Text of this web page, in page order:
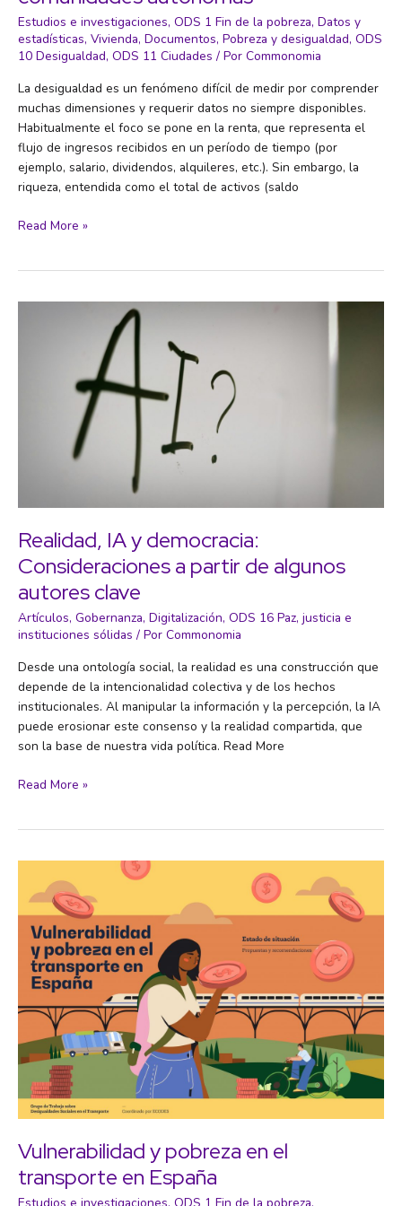
Estudios e investigaciones, ODS 1 Fin de la pobreza, Datos y
estadísticas, Vivienda, Documentos, Pobreza y desigualdad, ODS
10 Desigualdad, ODS 11 Ciudades / Por Commonomia
La desigualdad es un fenómeno difícil de medir por comprender
muchas dimensiones y requerir datos no siempre disponibles.
Habitualmente el foco se pone en la renta, que representa el
flujo de ingresos recibidos en un período de tiempo (por
ejemplo, salario, dividendos, alquileres, etc.). Sin embargo, la
riqueza, entendida como el total de activos (saldo
La
riqueza
Read More »
Realidad, IA y democracia:
Consideraciones a partir de algunos
autores clave
Artículos, Gobernanza, Digitalización, ODS 16 Paz, justicia e
instituciones sólidas / Por Commonomia
Desde una ontología social, la realidad es una construcción que
depende de la intencionalidad colectiva y de los hechos
institucionales. Al manipular la información y la percepción, la IA
puede erosionar este consenso y la realidad compartida, que
son la base de nuestra vida política. Read More
Realidad,
Consideraciones
partir
de
algunos
autores
clave
Read More »
Vulnerabilidad y pobreza en el
transporte en España
Estudios e investigaciones, ODS 1 Fin de la pobreza,